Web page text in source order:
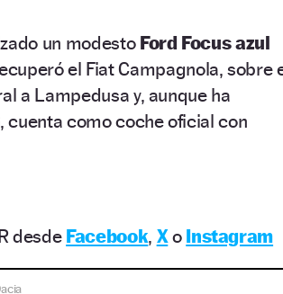
un modesto Ford Focus azul
el Fiat Campagnola, sobre
a Lampedusa y, aunque ha
cuenta como coche oficial con
desde Facebook, Xo Instagram